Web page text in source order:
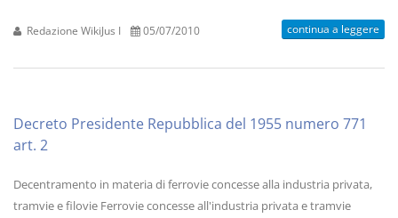
Redazione WikiJus I 05/07/2010 continua a leggere
Decreto Presidente Repubblica del 1955 numero 771
art. 2
Decentramento in materia di ferrovie concesse alla industria privata,
tramvie e filovie Ferrovie concesse all'industria privata e tramvie